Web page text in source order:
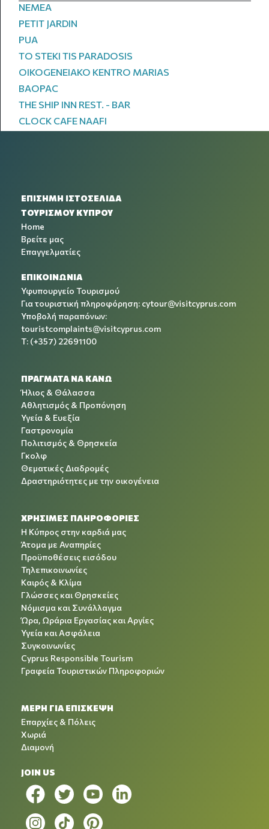
NEMEA
PETIT JARDIN
PUA
TO STEKI TIS PARADOSIS
OIKOGENEIAKO KENTRO MARIAS
BAOPAC
THE SHIP INN REST. - BAR
CLOCK CAFE NAAFI
ΕΠΙΣΗΜΗ ΙΣΤΟΣΕΛΙΔΑ
ΤΟΥΡΙΣΜΟΥ ΚΥΠΡΟΥ
Home
Βρείτε μας
Επαγγελματίες
ΕΠΙΚΟΙΝΩΝΙΑ
Υφυπουργείο Τουρισμού
Για τουριστική πληροφόρηση: cytour@visitcyprus.com
Υποβολή παραπόνων:
touristcomplaints@visitcyprus.com
T: (+357) 22691100
ΠΡΑΓΜΑΤΑ ΝΑ ΚΑΝΩ
Ήλιος & Θάλασσα
Αθλητισμός & Προπόνηση
Υγεία & Ευεξία
Γαστρονομία
Πολιτισμός & Θρησκεία
Γκολφ
Θεματικές Διαδρομές
Δραστηριότητες με την οικογένεια
ΧΡΉΣΙΜΕΣ ΠΛΗΡΟΦΟΡΊΕΣ
Η Κύπρος στην καρδιά μας
Άτομα με Αναπηρίες
Προϋποθέσεις εισόδου
Τηλεπικοινωνίες
Καιρός & Κλίμα
Γλώσσες και Θρησκείες
Νόμισμα και Συνάλλαγμα
Ώρα, Ωράρια Εργασίας και Αργίες
Υγεία και Ασφάλεια
Συγκοινωνίες
Cyprus Responsible Tourism
Γραφεία Τουριστικών Πληροφοριών
ΜΕΡΗ ΓΙΑ ΕΠΙΣΚΕΨΗ
Επαρχίες & Πόλεις
Χωριά
Διαμονή
JOIN US